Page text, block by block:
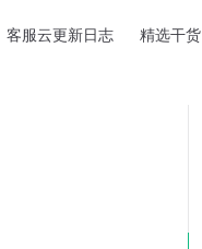
客服云更新日志 精选干货